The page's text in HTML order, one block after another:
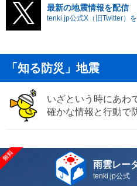
最新の地震情報を配信
tenki.jp公式X（旧Twitter）を
「知る防災」地震
いざという時にあわ
確かな情報と行動で
雨雲レー
tenki.jp公式